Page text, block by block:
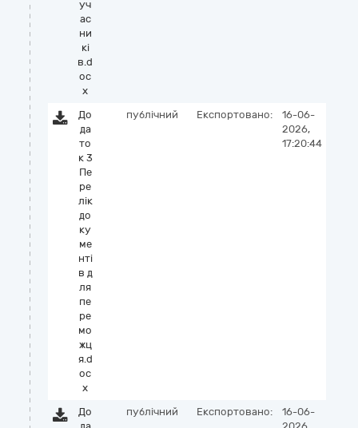
уч
ас
ни
кі
в.d
oc
x
До
да
то
к 3
Пе
ре
лік
до
ку
ме
нті
в д
ля
пе
ре
мо
жц
я.d
oc
x
публічний Експортовано:
16-06-
2026,
17:20:44
До
публічний Експортовано:
16-06-